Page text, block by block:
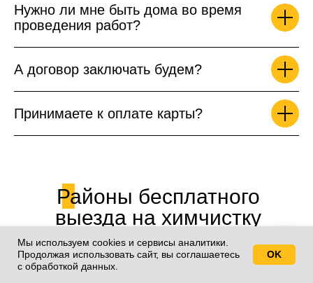
Свяжитесь с нами!
Мы используем cookies и сервисы аналитики.
Продолжая использовать сайт, вы соглашаетесь
с обработкой данных.
OK
Нужно ли мне быть дома во время
проведения работ?
А договор заключать будем?
Принимаете к оплате карты?
Районы бесплатного
выезда на химчистку
диванов по Санкт-
Петербургу